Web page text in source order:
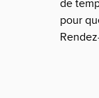
de
pour